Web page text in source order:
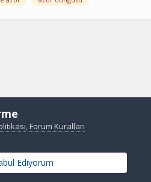
Atmosferdeki azot bazı bakteri ve
,Forum Kuralları
Ediyorum